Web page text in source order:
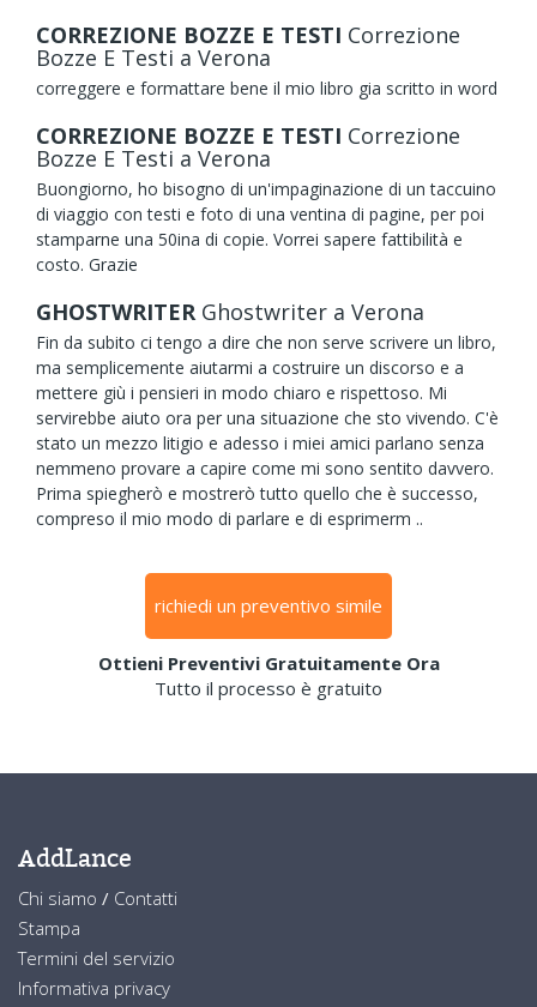
CORREZIONE BOZZE E TESTI Correzione
Bozze E Testi a Verona
correggere e formattare bene il mio libro gia scritto in word
CORREZIONE BOZZE E TESTI Correzione
Bozze E Testi a Verona
Buongiorno, ho bisogno di un'impaginazione di un taccuino
di viaggio con testi e foto di una ventina di pagine, per poi
stamparne una 50ina di copie. Vorrei sapere fattibilità e
costo. Grazie
GHOSTWRITER Ghostwriter a Verona
Fin da subito ci tengo a dire che non serve scrivere un libro,
ma semplicemente aiutarmi a costruire un discorso e a
mettere giù i pensieri in modo chiaro e rispettoso. Mi
servirebbe aiuto ora per una situazione che sto vivendo. C'è
stato un mezzo litigio e adesso i miei amici parlano senza
nemmeno provare a capire come mi sono sentito davvero.
Prima spiegherò e mostrerò tutto quello che è successo,
compreso il mio modo di parlare e di esprimerm ..
richiedi un preventivo simile
Ottieni Preventivi Gratuitamente Ora
Tutto il processo è gratuito
AddLance
Chi siamo / Contatti
Stampa
Termini del servizio
Informativa privacy